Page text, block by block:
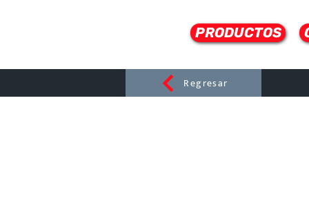
PRODUCTOS
Regresar